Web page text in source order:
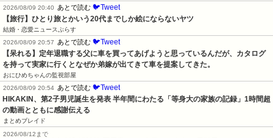
2026/08/09 20:40 あとで読む 🐦Tweet
【旅行】ひとり旅とかいう20代までしか絵にならないヤツ
結婚・恋愛ニュースぷらす
2026/08/09 20:57
あとで読む 🐦Tweet
【呆れる】定年退職する父に車を買ってあげようと思っているんだが、カタログ
を持って実家に行くとなぜか弟嫁が出てきて車を提案してきた。
おにひめちゃんの監視部屋
2026/08/09 20:54 あとで読む 🐦Tweet
HIKAKIN、第2子男児誕生を発表 半年間にわたる「等身大の家族の記録」1時間超
の動画とともに感謝伝える
まとめブレイド
2026/08/12まで